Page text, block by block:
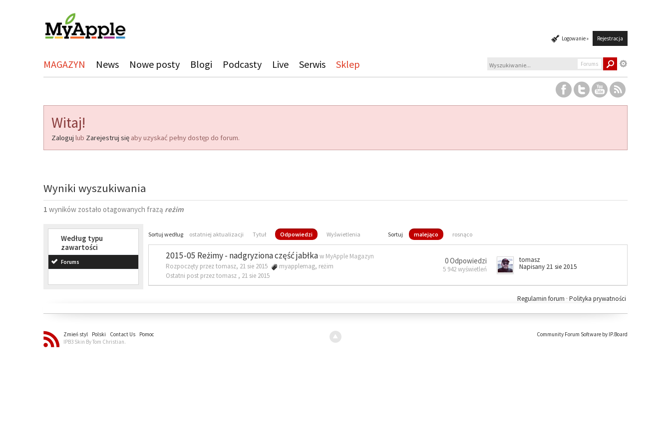
Logowanie » Rejestracja
MAGAZYN News Nowe posty Blogi Podcasty Live Serwis Sklep Forums
Witaj!
Zaloguj lub Zarejestruj się aby uzyskać pełny dostęp do forum.
Wyniki wyszukiwania
1 wyników zostało otagowanych frazą reżim
Według typu
zawartości
Forums
Sortuj według ostatniej aktualizacji Tytuł Odpowiedzi Wyświetlenia Sortuj malejąco rosnąco
2015-05 Reżimy - nadgryziona część jabłkaw MyApple Magazyn
Rozpoczęty przez tomasz, 21 sie 2015
myapplemag, reżim
Ostatni post przez tomasz , 21 sie 2015
0 Odpowiedzi
5 942 wyświetleń
tomasz
Napisany 21 sie 2015
Polityka prywatności
Regulamin forum ·
Zmień styl Polski Contact Us
Pomoc
IPB3 Skin By Tom Christian.
Community Forum Software by IP.Board